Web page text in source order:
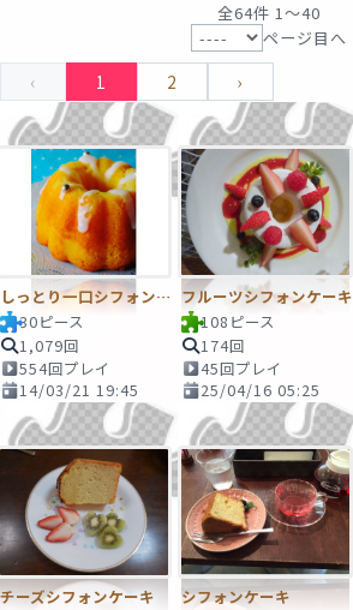
全64件 1〜40
ページ目へ
‹ 1 2 ›
しっとり一口シフォンケーキ
30ピース
1,079回
554回プレイ
14/03/21 19:45
フルーツシフォンケーキ
108ピース
174回
45回プレイ
25/04/16 05:25
チーズシフォンケーキ
シフォンケーキ